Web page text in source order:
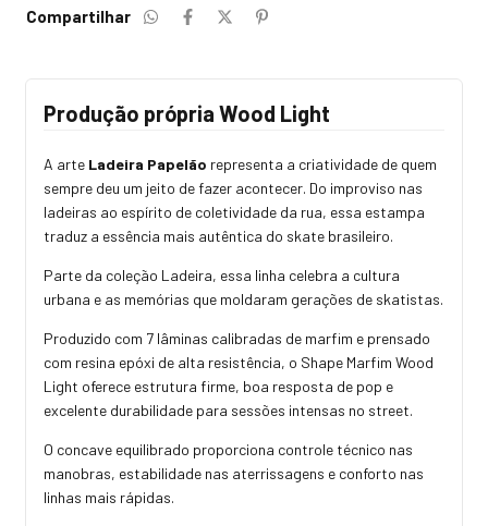
Compartilhar
Produção própria Wood Light
A arte Ladeira Papelão representa a criatividade de quem
sempre deu um jeito de fazer acontecer. Do improviso nas
ladeiras ao espírito de coletividade da rua, essa estampa
traduz a essência mais autêntica do skate brasileiro.
Parte da coleção Ladeira, essa linha celebra a cultura
urbana e as memórias que moldaram gerações de skatistas.
Produzido com 7 lâminas calibradas de marfim e prensado
com resina epóxi de alta resistência, o Shape Marfim Wood
Light oferece estrutura firme, boa resposta de pop e
excelente durabilidade para sessões intensas no street.
O concave equilibrado proporciona controle técnico nas
manobras, estabilidade nas aterrissagens e conforto nas
linhas mais rápidas.